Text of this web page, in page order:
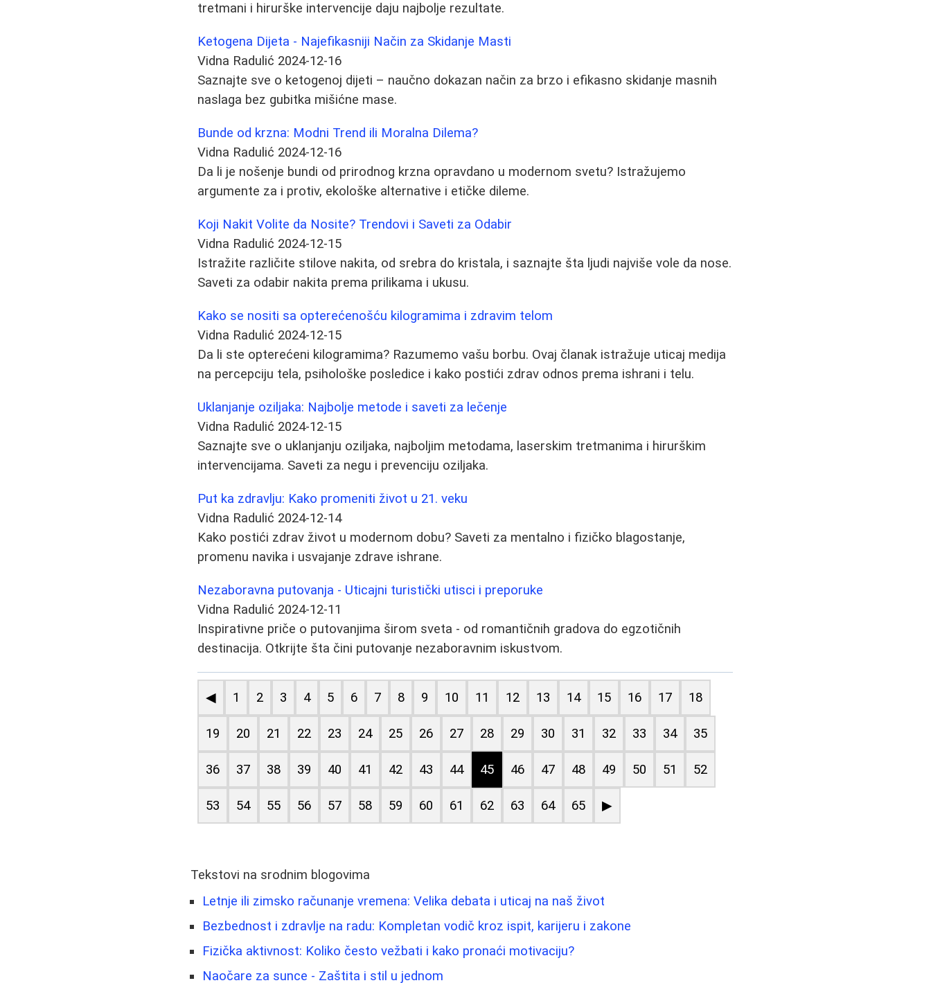
tretmani i hirurške intervencije daju najbolje rezultate.
Ketogena Dijeta - Najefikasniji Način za Skidanje Masti
Vidna Radulić 2024-12-16
Saznajte sve o ketogenoj dijeti – naučno dokazan način za brzo i efikasno skidanje masnih
naslaga bez gubitka mišićne mase.
Bunde od krzna: Modni Trend ili Moralna Dilema?
Vidna Radulić 2024-12-16
Da li je nošenje bundi od prirodnog krzna opravdano u modernom svetu? Istražujemo
argumente za i protiv, ekološke alternative i etičke dileme.
Koji Nakit Volite da Nosite? Trendovi i Saveti za Odabir
Vidna Radulić 2024-12-15
Istražite različite stilove nakita, od srebra do kristala, i saznajte šta ljudi najviše vole da nose.
Saveti za odabir nakita prema prilikama i ukusu.
Kako se nositi sa opterećenošću kilogramima i zdravim telom
Vidna Radulić 2024-12-15
Da li ste opterećeni kilogramima? Razumemo vašu borbu. Ovaj članak istražuje uticaj medija
na percepciju tela, psihološke posledice i kako postići zdrav odnos prema ishrani i telu.
Uklanjanje oziljaka: Najbolje metode i saveti za lečenje
Vidna Radulić 2024-12-15
Saznajte sve o uklanjanju oziljaka, najboljim metodama, laserskim tretmanima i hirurškim
intervencijama. Saveti za negu i prevenciju oziljaka.
Put ka zdravlju: Kako promeniti život u 21. veku
Vidna Radulić 2024-12-14
Kako postići zdrav život u modernom dobu? Saveti za mentalno i fizičko blagostanje,
promenu navika i usvajanje zdrave ishrane.
Nezaboravna putovanja - Uticajni turistički utisci i preporuke
Vidna Radulić 2024-12-11
Inspirativne priče o putovanjima širom sveta - od romantičnih gradova do egzotičnih
destinacija. Otkrijte šta čini putovanje nezaboravnim iskustvom.
◀ 1 2 3 4 5 6 7 8 9 10 11 12 13 14 15 16 17 18
19 20 21 22 23 24 25 26 27 28 29 30 31 32 33 34 35
36 37 38 39 40 41 42 43 44 45 46 47 48 49 50 51 52
53 54 55 56 57 58 59 60 61 62 63 64 65 ▶
Tekstovi na srodnim blogovima
Letnje ili zimsko računanje vremena: Velika debata i uticaj na naš život
Bezbednost i zdravlje na radu: Kompletan vodič kroz ispit, karijeru i zakone
Fizička aktivnost: Koliko često vežbati i kako pronaći motivaciju?
Naočare za sunce - Zaštita i stil u jednom